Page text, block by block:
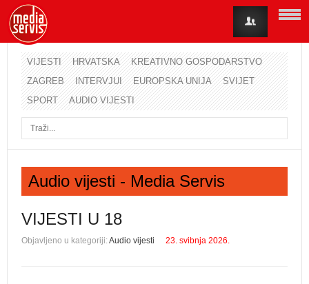
VIJESTI HRVATSKA
KREATIVNO GOSPODARSTVO
ZAGREB
INTERVJUI EUROPSKA UNIJA
SVIJET
SPORT
AUDIO VIJESTI
Audio vijesti - Media Servis
VIJESTI U 18
Objavljeno u kategoriji:Audio vijesti 23. svibnja 2026.
Korisničko ime
Lozinka
Zaboravili ste lozinku?